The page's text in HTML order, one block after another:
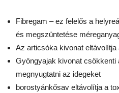
Fibregam – ez felelős a
és megszüntetése
Az articsóka kivonat
Gyöngyajak kivonat
megnyugtatni az idegeket
borostyánkősav eltávolítja a